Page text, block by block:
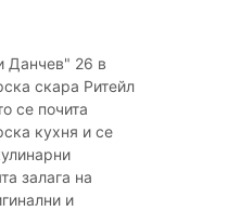
Данчев" 26 в
скара Ритейл
се почита
кухня и се
залага на
и